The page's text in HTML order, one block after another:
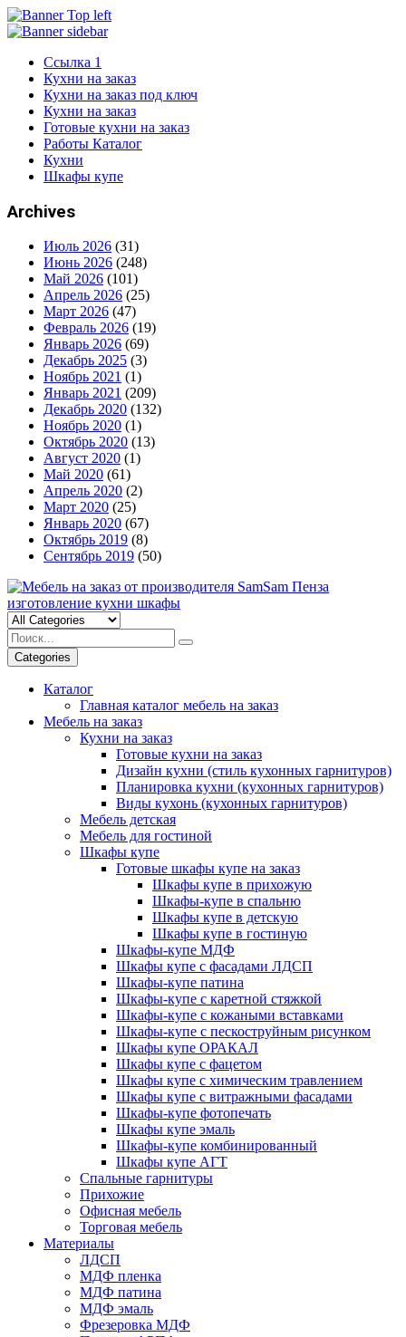
Ссылка 1
Кухни на заказ
Кухни на заказ под ключ
Кухни на заказ
Готовые кухни на заказ
Работы Каталог
Кухни
Шкафы купе
Archives
Июль 2026 (31)
Июнь 2026 (248)
Май 2026 (101)
Апрель 2026 (25)
Март 2026 (47)
Февраль 2026 (19)
Январь 2026 (69)
Декабрь 2025 (3)
Ноябрь 2021 (1)
Январь 2021 (209)
Декабрь 2020 (132)
Ноябрь 2020 (1)
Октябрь 2020 (13)
Август 2020 (1)
Май 2020 (61)
Апрель 2020 (2)
Март 2020 (25)
Январь 2020 (67)
Октябрь 2019 (8)
Сентябрь 2019 (50)
Categories
Каталог
Главная каталог мебель на заказ
Мебель на заказ
Кухни на заказ
Готовые кухни на заказ
Дизайн кухни (стиль кухонных гарнитуров)
Планировка кухни (кухонных гарнитуров)
Виды кухонь (кухонных гарнитуров)
Мебель детская
Мебель для гостиной
Шкафы купе
Готовые шкафы купе на заказ
Шкафы купе в прихожую
Шкафы-купе в спальню
Шкафы купе в детскую
Шкафы купе в гостиную
Шкафы-купе МДФ
Шкафы купе с фасадами ЛДСП
Шкафы-купе патина
Шкафы-купе с каретной стяжкой
Шкафы-купе с кожаными вставками
Шкафы-купе с пескоструйным рисунком
Шкафы купе ОРАКАЛ
Шкафы купе с фацетом
Шкафы купе с химическим травлением
Шкафы купе с витражными фасадами
Шкафы-купе фотопечать
Шкафы купе эмаль
Шкафы-купе комбинированный
Шкафы купе АГТ
Спальные гарнитуры
Прихожие
Офисная мебель
Торговая мебель
Материалы
ЛДСП
МДФ пленка
МДФ патина
МДФ эмаль
Фрезеровка МДФ